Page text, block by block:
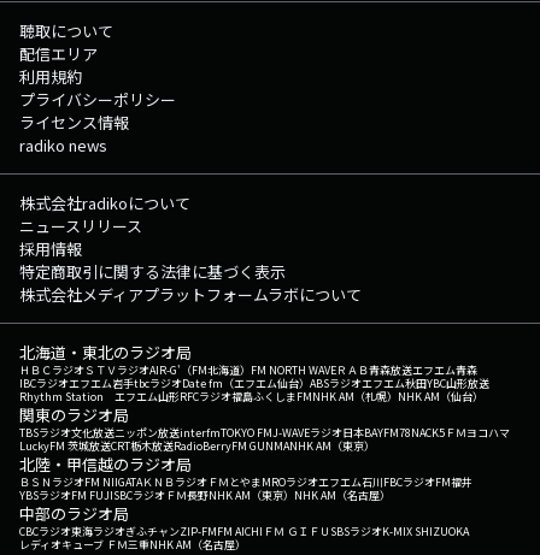
聴取について
配信エリア
利用規約
プライバシーポリシー
ライセンス情報
radiko news
株式会社radikoについて
ニュースリリース
採用情報
特定商取引に関する法律に基づく表示
株式会社メディアプラットフォームラボについて
北海道・東北のラジオ局
ＨＢＣラジオＳＴＶラジオAIR-G'（FM北海道） FM NORTH WAVEＲＡＢ青森放送エフエム青森
IBCラジオエフエム岩手tbcラジオDate fm（エフエム仙台） ABSラジオエフエム秋田YBC山形放送
Rhythm Station エフエム山形RFCラジオ福島ふくしまFMNHK AM（札幌） NHK AM（仙台）
関東のラジオ局
TBSラジオ文化放送ニッポン放送interfmTOKYO FMJ-WAVEラジオ日本BAYFM78NACK5 ＦＭヨコハマ
LuckyFM 茨城放送CRT栃木放送RadioBerryFM GUNMANHK AM（東京）
北陸・甲信越のラジオ局
ＢＳＮラジオFM NIIGATAＫＮＢラジオ ＦＭとやまMROラジオエフエム石川FBCラジオFM福井
YBSラジオFM FUJISBCラジオ ＦＭ長野NHK AM（東京） NHK AM（名古屋）
中部のラジオ局
CBCラジオ東海ラジオぎふチャンZIP-FMFM AICHI ＦＭ ＧＩＦＵ SBSラジオK-MIX SHIZUOKA
レディオキューブ ＦＭ三重NHK AM（名古屋）